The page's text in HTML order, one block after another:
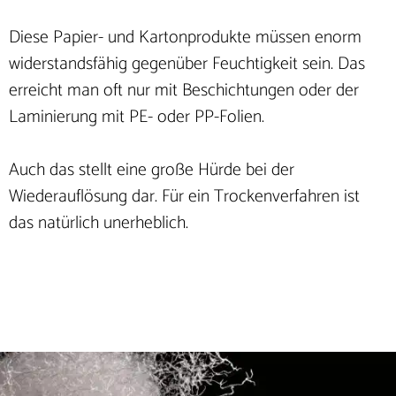
Diese Papier- und Kartonprodukte müssen enorm
widerstandsfähig gegenüber Feuchtigkeit sein. Das
erreicht man oft nur mit Beschichtungen oder der
Laminierung mit PE- oder PP-Folien.
Auch das stellt eine große Hürde bei der
Wiederauflösung dar. Für ein Trockenverfahren ist
das natürlich unerheblich.